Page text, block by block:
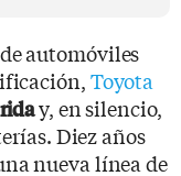
automóviles
Toyota
y, en silencio,
Diez años
nueva línea de